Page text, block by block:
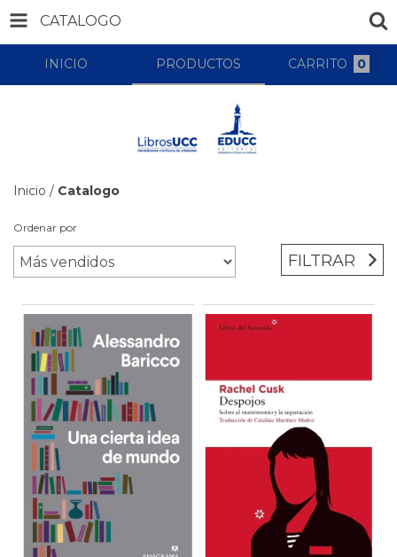
CATALOGO
INICIO PRODUCTOS CARRITO 0
Inicio / Catalogo
Ordenar por
FILTRAR